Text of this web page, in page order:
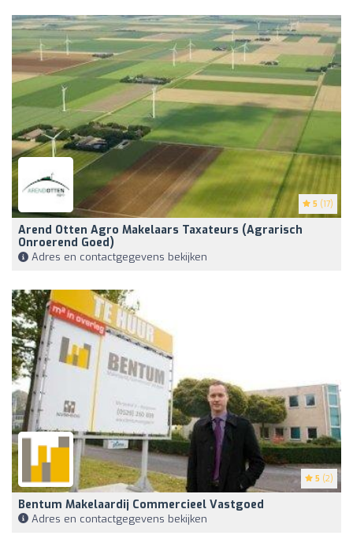
5 (17)
Arend Otten Agro Makelaars Taxateurs (Agrarisch
Onroerend Goed)
Adres en contactgegevens bekijken
5 (2)
Bentum Makelaardij Commercieel Vastgoed
Adres en contactgegevens bekijken